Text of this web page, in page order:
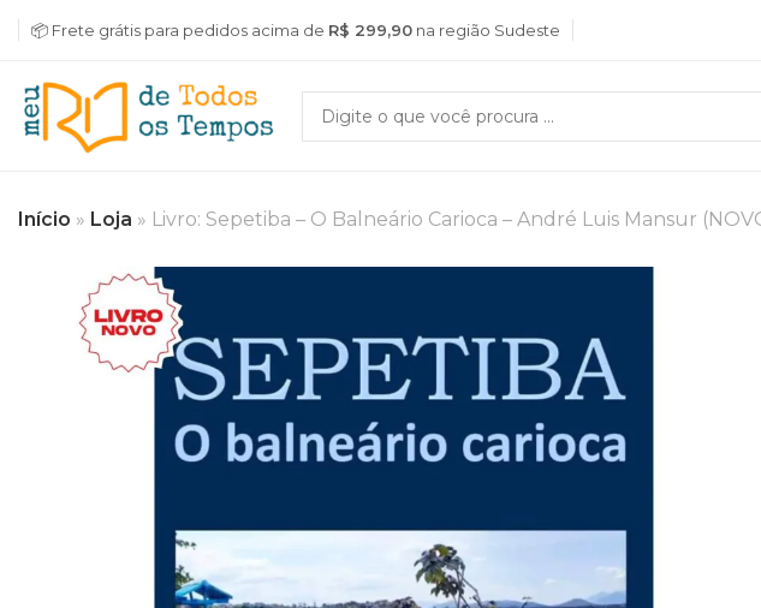
📦 Frete grátis para pedidos acima de R$ 299,90 na região Sudeste
Início » Loja » Livro: Sepetiba – O Balneário Carioca – André Luis Mansur